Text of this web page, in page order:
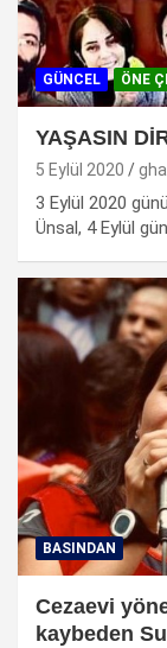
GÜNCEL ÖNE
YAŞASIN
5 Eylül 2020 gha
3 Eylül 2020
Ünsal, 4 Eylül
BASINDAN
Cezaevi
kaybeden